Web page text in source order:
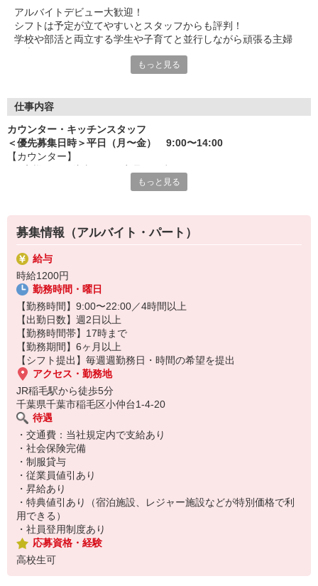
アルバイトデビュー大歓迎！
シフトは予定が立てやすいとスタッフからも評判！
学校や部活と両立する学生や子育てと並行しながら頑張る主婦
みんなから「働きやすい！」という声が上がっています♪
＜ 未経験でも心配ナシ ＞
先輩によるレクチャーもあるので、
久しぶりのお仕事のパートさんや初アルバイトの学生さんも安心
です♪
オトクな従業員割引があるのも必見！まずは気軽にご応募を☆
もっと見る
仕事内容
カウンター・キッチンスタッフ
＜優先募集日時＞平日（月〜金） 9:00〜14:00
【カウンター】
【キッチン】 ※対面や接客はなし！
■チキンの調理
こだわりの詰まったKFCのチキンをつくるお仕事です。
ひとつひとつ丁寧に粉をまぶして揚げる作業をお任せします。
カンタンな作業なので初めての方もスグに覚えられますし、
作業については丁寧に教えるから心配はいりません
もっと見る
募集情報（アルバイト・パート）
給与
時給1200円
勤務時間・曜日
【勤務時間】9:00〜22:00／4時間以上
【出勤日数】週2日以上
【勤務時間帯】17時まで
【勤務期間】6ヶ月以上
【シフト提出】毎週週勤務日・時間の希望を提出
アクセス・勤務地
JR稲毛駅から徒歩5分
千葉県千葉市稲毛区小仲台1-4-20
待遇
・交通費：当社規定内で支給あり
・社会保険完備
・制服貸与
・従業員値引あり
・昇給あり
・特典値引あり（宿泊施設、レジャー施設などが特別価格で利
用できる）
・社員登用制度あり
応募資格・経験
高校生可